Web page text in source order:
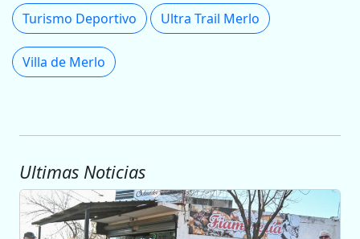
Turismo Deportivo Ultra Trail Merlo
Villa de Merlo
Ultimas Noticias